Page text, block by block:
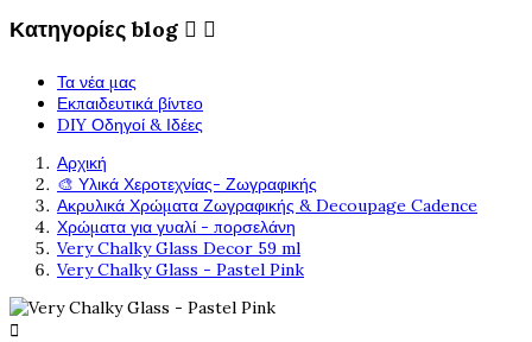
Κατηγορίες blog  
Τα νέα μας
Εκπαιδευτικά βίντεο
DIY Οδηγοί & Ιδέες
Αρχική
🎨 Υλικά Χεροτεχνίας- Ζωγραφικής
Ακρυλικά Χρώματα Ζωγραφικής & Decoupage Cadence
Χρώματα για γυαλί - πορσελάνη
Very Chalky Glass Decor 59 ml
Very Chalky Glass - Pastel Pink
